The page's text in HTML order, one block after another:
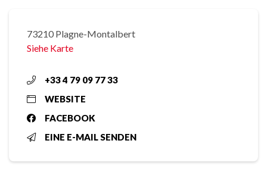
73210 Plagne-Montalbert
Siehe Karte
+33 4 79 09 77 33
WEBSITE
FACEBOOK
EINE E-MAIL SENDEN